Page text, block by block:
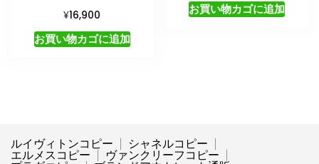
¥16,900
お買い物カゴに追加
お買い物カゴに追加
ルイヴィトンコピー シャネルコピー
エルメスコピー ヴァンクリーフコピー